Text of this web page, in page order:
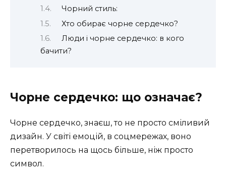
Чорний стиль:
Хто обирає чорне сердечко?
Люди і чорне сердечко: в кого
бачити?
Чорне сердечко: що означає?
Чорне сердечко, знаєш, то не просто сміливий
дизайн. У світі емоцій, в соцмережах, воно
перетворилось на щось більше, ніж просто
символ.